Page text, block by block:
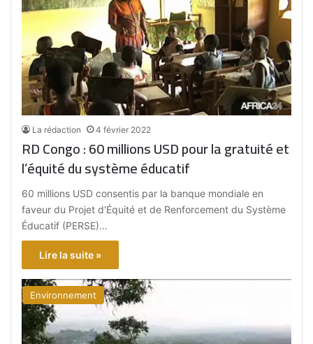
La rédaction 4 février 2022
RD Congo : 60 millions USD pour la gratuité et
l’équité du système éducatif
60 millions USD consentis par la banque mondiale en
faveur du Projet d'Équité et de Renforcement du Système
Éducatif (PERSE)…
Lire la suite »
Environnement